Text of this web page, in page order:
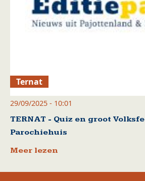
Ternat
29/09/2025 - 10:01
TERNAT - Quiz en groot
Parochiehuis
Meer lezen